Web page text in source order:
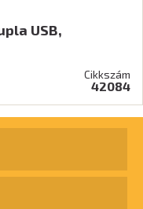
USB,
Cikkszám
42084